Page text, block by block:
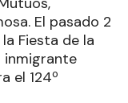
El pasado 2
Fiesta de la
inmigrante
el 124º